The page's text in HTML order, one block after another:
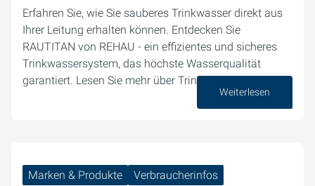
Erfahren Sie, wie Sie sauberes Trinkwasser direkt aus
Ihrer Leitung erhalten können. Entdecken Sie
RAUTITAN von REHAU - ein effizientes und sicheres
Trinkwassersystem, das höchste Wasserqualität
garantiert. Lesen Sie mehr über Trinkwasserhygiene,…
Weiterlesen
Marken & Produkte Verbraucherinfos